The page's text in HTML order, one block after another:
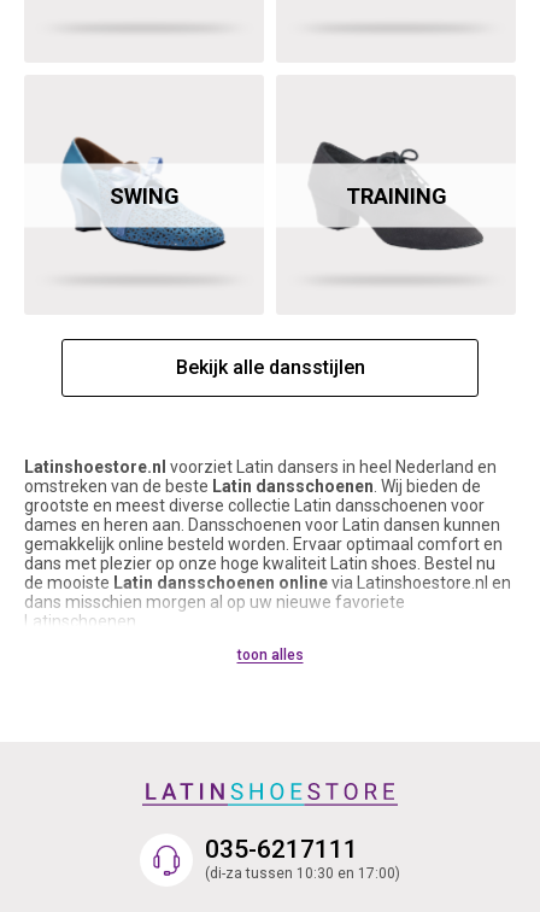
SWING TRAINING
Bekijk alle dansstijlen
Latinshoestore.nl voorziet Latin dansers in heel Nederland en
omstreken van de beste Latin dansschoenen. Wij bieden de
grootste en meest diverse collectie Latin dansschoenen voor
dames en heren aan. Dansschoenen voor Latin dansen kunnen
gemakkelijk online besteld worden. Ervaar optimaal comfort en
dans met plezier op onze hoge kwaliteit Latin shoes. Bestel nu
de mooiste Latin dansschoenen onlinevia Latinshoestore.nl en
dans misschien morgen al op uw nieuwe favoriete
Latinschoenen.
Latin shoes en accessoires voorLatin dansschoenen
ondersteunen soepel draaibewegingen. Voor Latin dansers en
Latin dansschoenen bestaat uit dames- en heren
toon alles
035-6217111
(di-za tussen 10:30 en 17:00)